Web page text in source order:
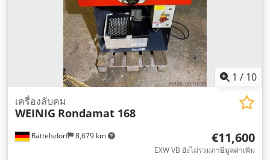
1 / 10
Rattelsdorf 8,679 km
เครื่องลับคม
WEINIG Rondamat 168
€11,600
EXW VB ยังไม่รวมภาษีมูลค่าเพิ่ม